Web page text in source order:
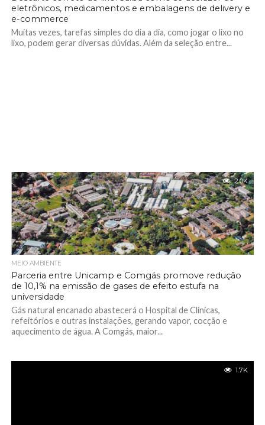
eletrônicos, medicamentos e embalagens de delivery e
e-commerce
Muitas vezes, tarefas simples do dia a dia, como jogar o lixo no
lixo, podem gerar diversas dúvidas. Além da seleção entre...
2.0K
MEIO AMBIENTE
Parceria entre Unicamp e Comgás promove redução
de 10,1% na emissão de gases de efeito estufa na
universidade
Gás natural encanado abastecerá o Hospital de Clínicas,
refeitórios e outras instalações, gerando vapor, cocção e
aquecimento de água. A Comgás, maior...
1.7K